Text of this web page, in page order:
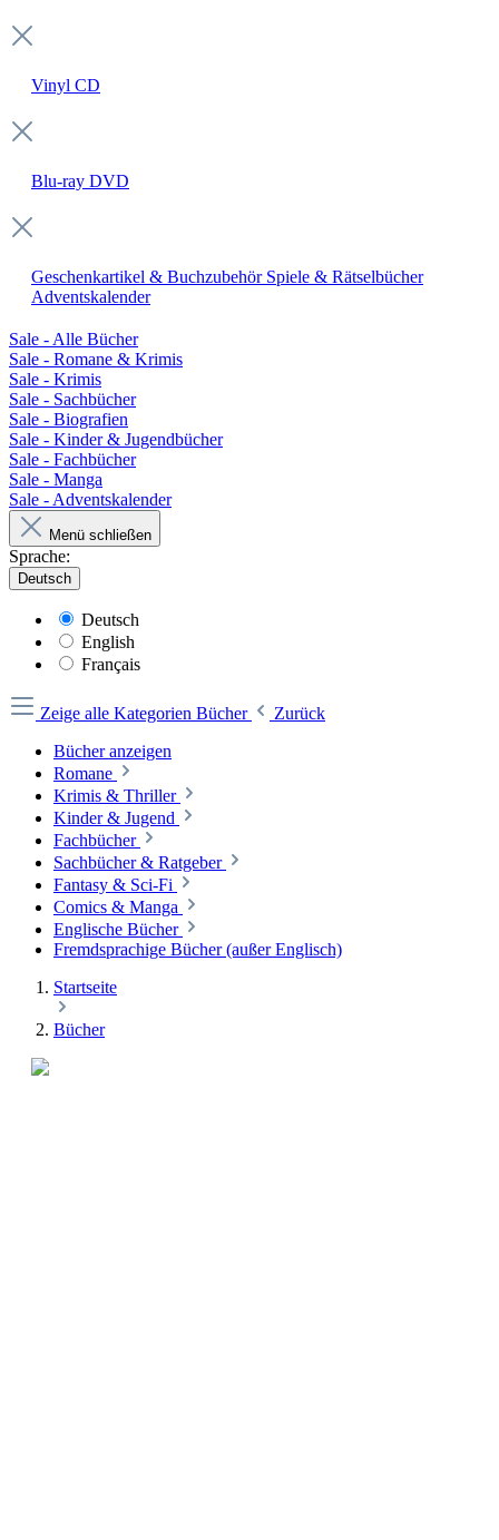
Vinyl CD
Blu-ray DVD
Geschenkartikel & Buchzubehör Spiele & Rätselbücher
Adventskalender
Sale - Alle Bücher
Sale - Romane & Krimis
Sale - Krimis
Sale - Sachbücher
Sale - Biografien
Sale - Kinder & Jugendbücher
Sale - Fachbücher
Sale - Manga
Sale - Adventskalender
Menü schließen
Sprache:
Deutsch
Deutsch
English
Français
Zeige alle Kategorien Bücher
Zurück
Bücher anzeigen
Romane
Krimis & Thriller
Kinder & Jugend
Fachbücher
Sachbücher & Ratgeber
Fantasy & Sci-Fi
Comics & Manga
Englische Bücher
Fremdsprachige Bücher (außer Englisch)
Startseite
Bücher